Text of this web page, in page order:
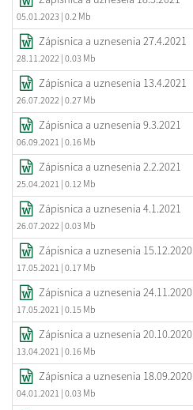
05.01.2023 | 0.2 Mb
Zápisnica a uznesenia 27.4.2021
28.11.2022 | 0.03 Mb
Zápisnica a uznesenia 13.4.2021
26.07.2022 | 0.27 Mb
Zápisnica a uznesenia 9.3.2021
06.09.2021 | 0.16 Mb
Zápisnica a uznesenia 2.2.2021
25.04.2021 | 0.12 Mb
Zápisnica a uznesenia 4.1.2021
26.07.2022 | 0.03 Mb
Zápisnica a uznesenia 15.12.2020
17.05.2021 | 0.17 Mb
Zápisnica a uznesenia 24.11.2020
17.05.2021 | 0.15 Mb
Zápisnica a uznesenia 20.10.2020
13.04.2021 | 0.16 Mb
Zápisnica a uznesenia 18.09.2020
04.01.2021 | 0.03 Mb